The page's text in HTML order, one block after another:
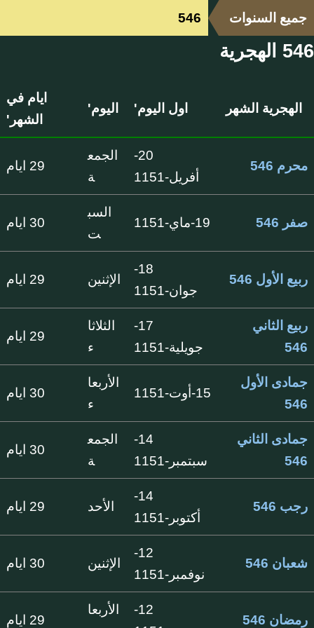
جميع السنوات 546
546 الهجرية
الهجرية الشهر اول اليوم' اليوم'
ايام في
الشهر'
محرم 546
20-
أفريل-1151
الجمع
ة
29 ايام
صفر 546 19-ماي-1151
السب
ت
30 ايام
ربيع الأول 546
18-
جوان-1151
الإثنين 29 ايام
ربيع الثاني
546
17-
جويلية-1151
الثلاثا
ء
29 ايام
جمادى الأول
546
15-أوت-1151
الأربعا
ء
30 ايام
جمادى الثاني
546
14-
سبتمبر-1151
الجمع
ة
30 ايام
رجب 546
14-
أكتوبر-1151
الأحد 29 ايام
شعبان 546
12-
نوفمبر-1151
الإثنين 30 ايام
رمضان 546
12-
الأربعا
29 ايام